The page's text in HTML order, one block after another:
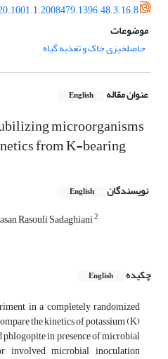
موضوعات
حاصلخیزی خاک و تغذیه گیاه
عنوان مقاله English
microorganisms
from K-bearing
نویسندگان English
Rasouli Sadaghiani2
چکیده
English
in a completely randomized
the kinetics of potassium (K)
in presence of microbial
involved microbial inoculation